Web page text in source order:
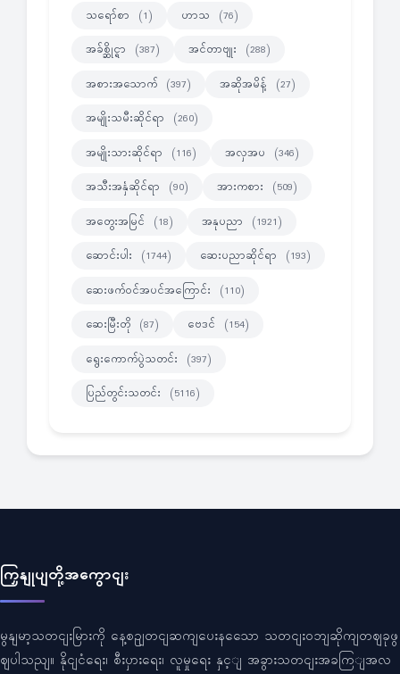
သရော်စာ (1) ဟာသ (76)
အခ်စ္ဆိုင္ရာ (387) အင်တာဗျုး (288)
အစားအသောက် (397) အဆိုအမိန့် (27)
အမျိုးသမီးဆိုင်ရာ (260)
အမျိုးသားဆိုင်ရာ (116) အလှအပ (346)
အသီးအနှံဆိုင်ရာ (90) အားကစား (509)
အတွေးအမြင် (18) အနုပညာ (1921)
ဆောင်းပါး (1744) ဆေးပညာဆိုင်ရာ (193)
ဆေးဖက်ဝင်အပင်အကြောင်း (110)
ဆေးမြီးတို (87) ဗေဒင် (154)
ရွေးကောက်ပွဲသတင်း (397)
ပြည်တွင်းသတင်း (5116)
ကြှနျုပျတို့အကွောငျး
မွနျမာ့သတငျးမြားကို နေ့စဥျတငျဆကျပေးနသေော သတငျးဝဘျဆိုကျတဈခုဖွ
ဈပါသညျ။ နိုငျငံရေး၊ စီးပှားရေး၊ လူမှုရေး နှင့ျ အခွားသတငျးအခကြျအလ